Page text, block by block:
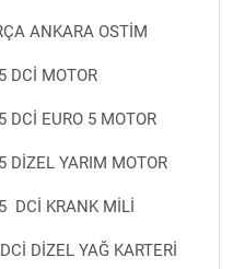
ANKARA OSTİM
DCİ MOTOR
DCİ EURO 5 MOTOR
DİZEL YARIM MOTOR
DCİ KRANK MİLİ
DİZEL YAĞ KARTERİ